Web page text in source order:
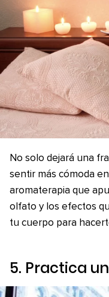
No solo dejará una
sentir más cómoda
aromaterapia que
olfato y los efectos
tu cuerpo para
5. Practica